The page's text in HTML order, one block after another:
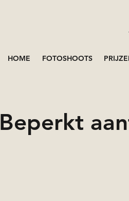
HOME FOTOSHOOTS
Beperkt